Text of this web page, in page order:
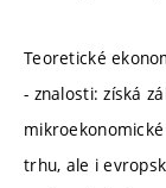
Teoretické
- znalosti: získá
trhu, ale i